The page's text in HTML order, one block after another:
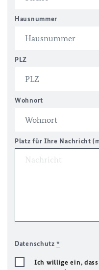
Hausnummer
PLZ
Wohnort
Platz für Ihre Nachricht
Datenschutz*
Ich willige ein,